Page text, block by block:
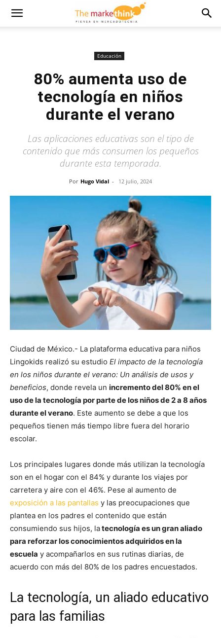
Educación
80% aumenta uso de
tecnología en niños
durante el verano
Las aplicaciones educativas son el tipo de
contenido que más consumen los pequeños
durante esta temporada.
Por Hugo Vidal - 12 julio, 2024
Ciudad de México.- La plataforma educativa para niños
Lingokids realizó su estudio El impacto de la tecnología
en los niños durante el verano: Un análisis de usos y
beneficios, donde revela un incremento del 80% en el
uso de la tecnología por parte de los niños de 2 a 8 años
durante el verano. Este aumento se debe a que los
pequeños tienen más tiempo libre fuera del horario
escolar.
Los principales lugares donde más utilizan la tecnología
son en el hogar con el 84% y durante los viajes por
carretera y aire con el 46%. Pese al aumento de
exposición a las pantallas y las preocupaciones que
plantea en los padres el contenido que están
consumiendo sus hijos, latecnología es un gran aliado
para reforzar los conocimientos adquiridos en la
escuela y acompañarlos en sus rutinas diarias, de
acuerdo con más del 80% de los padres encuestados.
La tecnología, un aliado educativo
para las familias